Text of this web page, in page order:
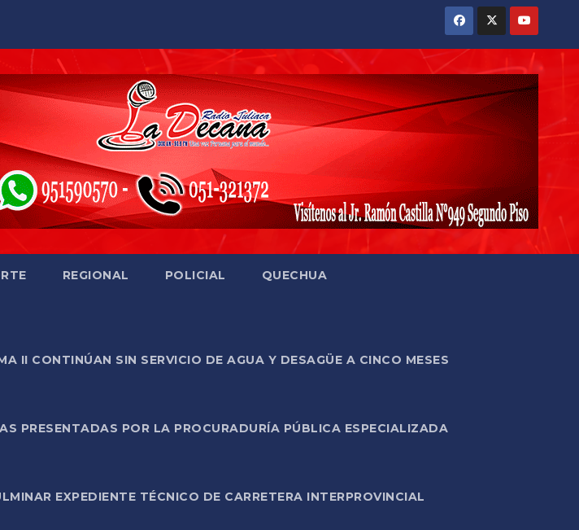
REGIONAL POLICIAL QUECHUA
II CONTINÚAN SIN SERVICIO DE AGUA Y DESAGÜE A CINCO MESES
PRESENTADAS POR LA PROCURADURÍA PÚBLICA ESPECIALIZADA
EXPEDIENTE TÉCNICO DE CARRETERA INTERPROVINCIAL